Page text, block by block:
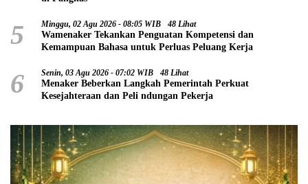
5 Minggu, 02 Agu 2026 - 08:05 WIB 48 Lihat
Wamenaker Tekankan Penguatan Kompetensi dan
Kemampuan Bahasa untuk Perluas Peluang Kerja
6 Senin, 03 Agu 2026 - 07:02 WIB 48 Lihat
Menaker Beberkan Langkah Pemerintah Perkuat
Kesejahteraan dan Peli ndungan Pekerja